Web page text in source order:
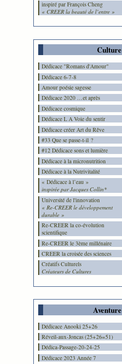
inspiré par François Cheng
« CREER la beauté de l’entre »
Culture
Dédicace "Romans d'Amour"
Dédicace 6-7-8
Amour poésie sagesse
Dédicace 2020 …et après
Dédicace cosmique
Dédicace L A Voie du sentir
Dédicace créer Art du Rêve
#33 Que se passe-t-il ?
#12 Dédicace sons et lumière
Dédicace à la micronutrition
Dédicace à la Nutrivitalité
« Dédicace à l’eau »
inspirée par Jacques Collin*
Université de l'innovation
« Re-CREER le développement
durable »
Re-CREER la co-évolution
scientifique
Re-CREER le 3ème millénaire
CREER la croisée des sciences
Créatifs Culturels
Créateurs de Cultures
Aventure
Dédicace Anooki 25+26
Réveil-aux-Joncas (25+26=51)
Dédica-Passage-20-24-25
Dédicace 2023 Année 7